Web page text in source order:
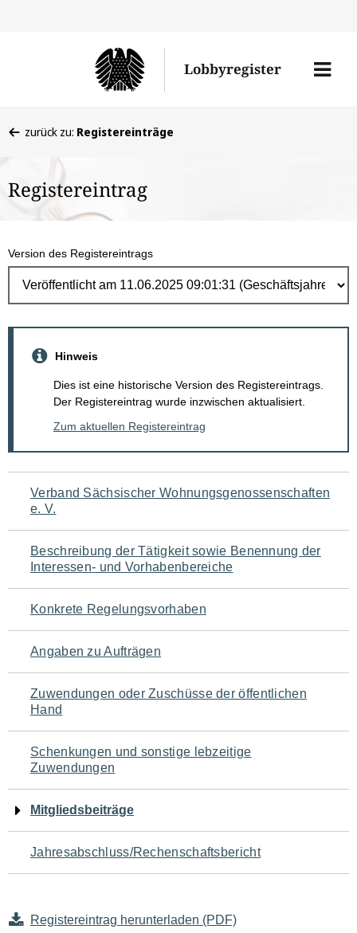
Lobbyregister
Menü
befinden
hier:
zurück zu: Registereinträge
Registereintrag
Version des Registereintrags
Hinweis
Dies ist eine historische Version des Registereintrags.
Der Registereintrag wurde inzwischen aktualisiert.
Zum aktuellen Registereintrag
Navigation
für
den
Seiteninhalt
Verband Sächsischer Wohnungsgenossenschaften
e. V.
Beschreibung der Tätigkeit sowie Benennung der
Interessen- und Vorhabenbereiche
Konkrete Regelungsvorhaben
Angaben zu Aufträgen
Zuwendungen oder Zuschüsse der öffentlichen
Hand
Schenkungen und sonstige lebzeitige
Zuwendungen
Mitgliedsbeiträge
Jahresabschluss/Rechenschaftsbericht
Registereintrag herunterladen (PDF)